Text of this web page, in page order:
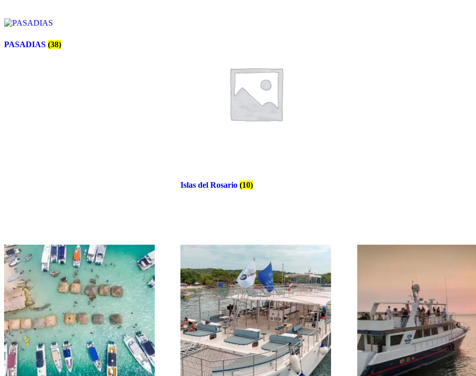
PASADIAS (38)
Islas del Rosario(10)